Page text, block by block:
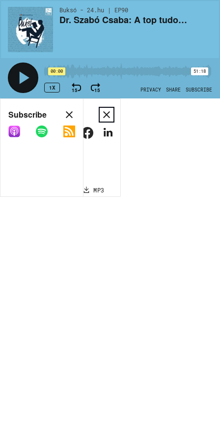
Buksó - 24.hu | EP90
Dr. Szabó Csaba: A top tudományos folyóiratokba is bekerülnek kreált eredmények
00:00 51:18
1X 15 15 PRIVACY SHARE SUBSCRIBE
Share
COPY LINK
MP3
Subscribe